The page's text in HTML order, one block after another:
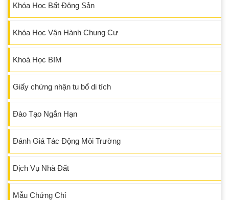
Khóa Học Bất Động Sản
Khóa Học Vận Hành Chung Cư
Khoá Học BIM
Giấy chứng nhận tu bổ di tích
Đào Tạo Ngắn Hạn
Đánh Giá Tác Động Môi Trường
Dịch Vụ Nhà Đất
Mẫu Chứng Chỉ